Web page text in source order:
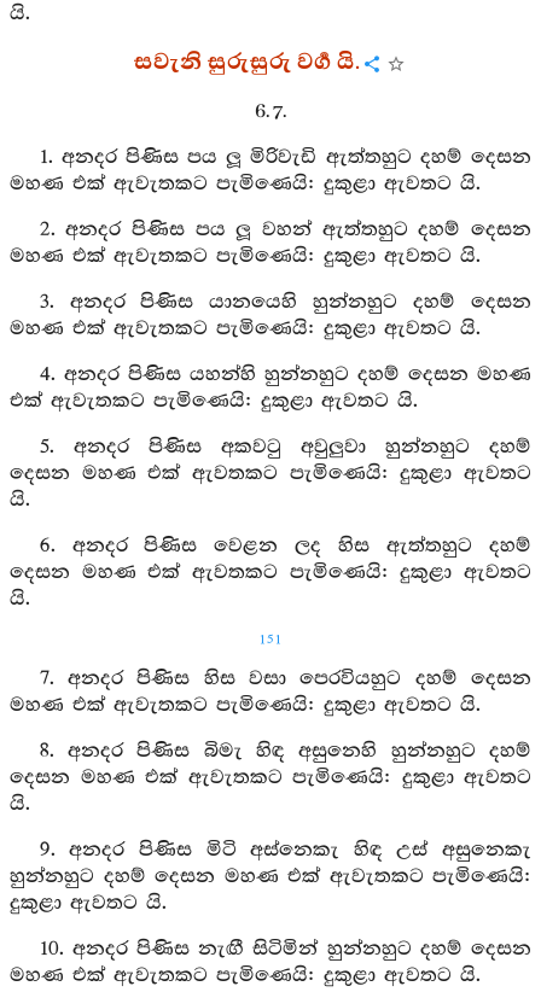
යි.
සවැනි සුරුසුරු වර්‍ග යි.
6. 7.
1. අනදර පිණිස පය ලූ මිරිවැඩි ඇත්තහුට දහම් දෙසන
මහණ එක් ඇවැතකට පැමිණෙයි: දුකුළා ඇවතට යි.
2. අනදර පිණිස පය ලූ වහන් ඇත්තහුට දහම් දෙසන
මහණ එක් ඇවැතකට පැමිණෙයි: දුකුළා ඇවතට යි.
3. අනදර පිණිස යානයෙහි හුන්නහුට දහම් දෙසන
මහණ එක් ඇවැතකට පැමිණෙයි: දුකුළා ඇවතට යි.
4. අනදර පිණිස යහන්හි හුන්නහුට දහම් දෙසන මහණ
එක් ඇවැතකට පැමිණෙයි: දුකුළා ඇවතට යි.
5. අනදර පිණිස අකවටු අවුලුවා හුන්නහුට දහම්
දෙසන මහණ එක් ඇවතකට පැමිණෙයි: දුකුළා ඇවතට
යි.
6. අනදර පිණිස වෙළන ලද හිස ඇත්තහුට දහම්
දෙසන මහණ එක් ඇවතකට පැමිණෙයි: දුකුළා ඇවතට
යි.
151
7. අනදර පිණිස හිස වසා පෙරවියහුට දහම් දෙසන
මහණ එක් ඇවැතකට පැමිණෙයි: දුකුළා ඇවතට යි.
8. අනදර පිණිස බිමැ හිඳ අසුනෙහි හුන්නහුට දහම්
දෙසන මහණ එක් ඇවැතකට පැමිණෙයි: දුකුළා ඇවතට
යි.
9. අනදර පිණිස මිටි අස්නෙකැ හිඳ උස් අසුනෙකැ
හුන්නහුට දහම් දෙසන මහණ එක් ඇවැතකට පැමිණෙයි:
දුකුළා ඇවතට යි.
10. අනදර පිණිස නැඟී සිටිමින් හුන්නහුට දහම් දෙසන
මහණ එක් ඇවැතකට පැමිණෙයි: දුකුළා ඇවතට යි.